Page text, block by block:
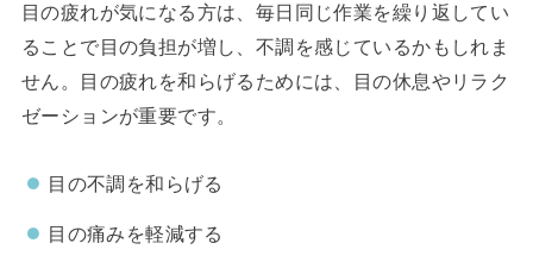
目の疲れが気になる方は、毎日同じ作業を繰り返してい
ることで目の負担が増し、不調を感じているかもしれま
せん。目の疲れを和らげるためには、目の休息やリラク
ゼーションが重要です。
目の不調を和らげる
目の痛みを軽減する